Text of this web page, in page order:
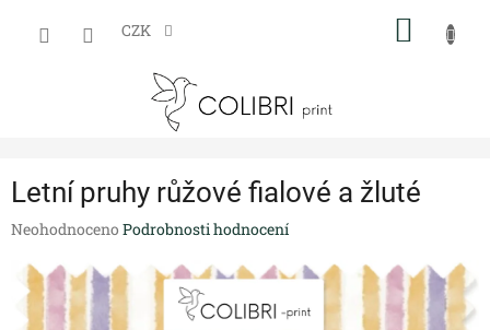
CZK
Letní pruhy růžové fialové a žluté
Průměrné
produktu
Neohodnoceno Podrobnosti hodnocení